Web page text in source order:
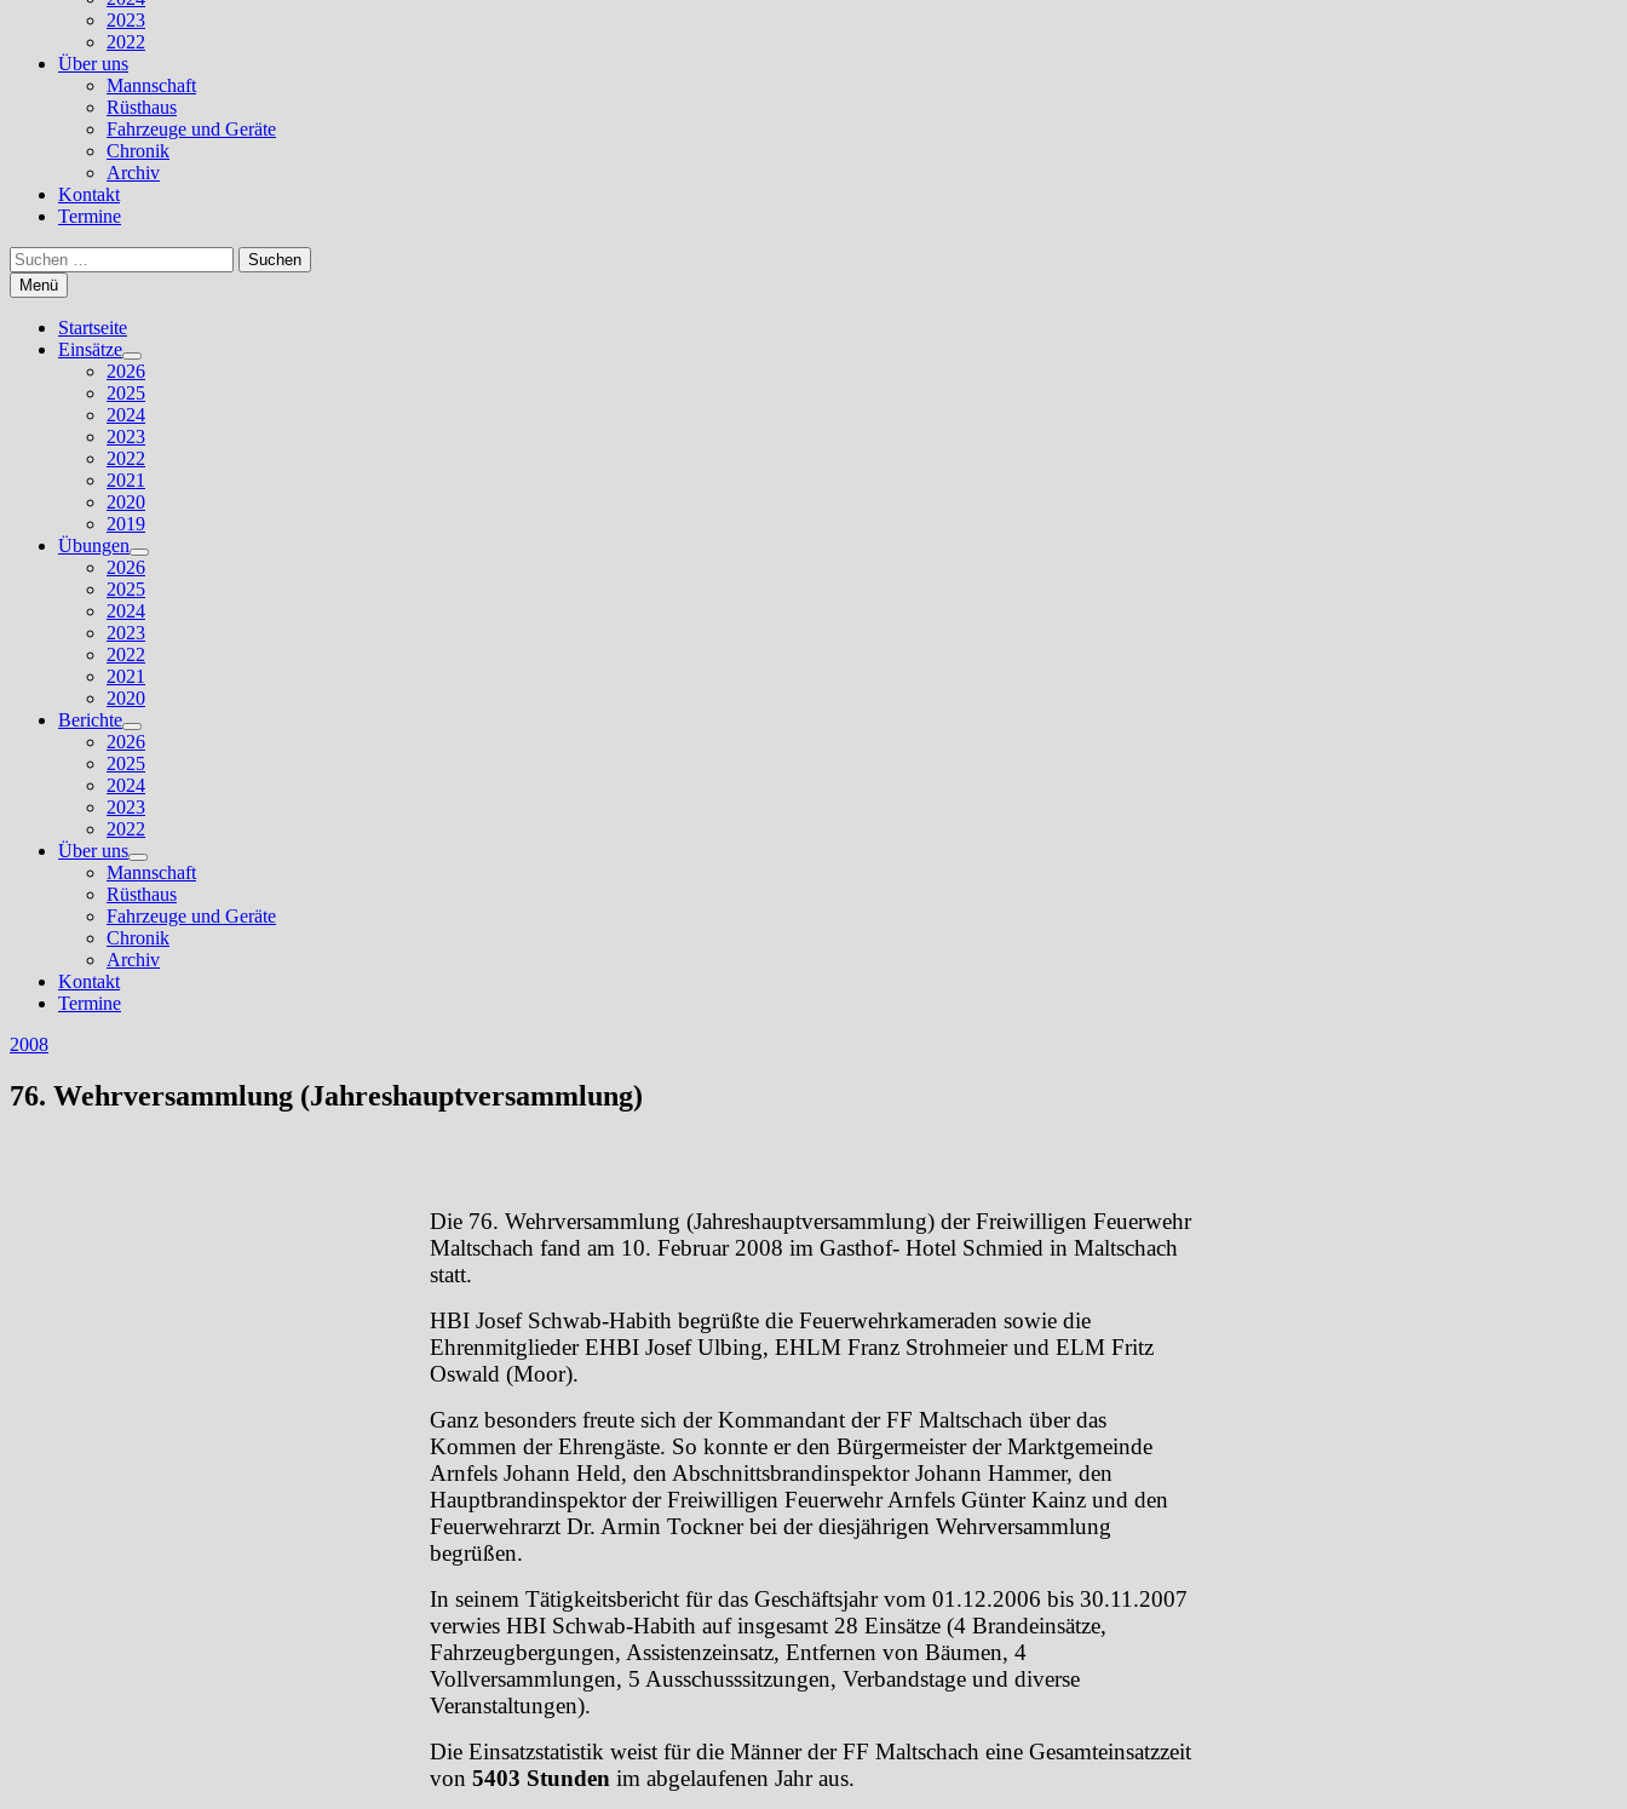
2023
2022
Über uns
Mannschaft
Rüsthaus
Fahrzeuge und Geräte
Chronik
Archiv
Kontakt
Termine
Suchen
nach:
Menü
Startseite
Einsätze
Untermenü
anzeigen
2026
2025
2024
2023
2022
2021
2020
2019
Übungen
Untermenü
anzeigen
2026
2025
2024
2023
2022
2021
2020
Berichte
Untermenü
anzeigen
2026
2025
2024
2023
2022
Über uns
Untermenü
anzeigen
Mannschaft
Rüsthaus
Fahrzeuge und Geräte
Chronik
Archiv
Kontakt
Termine
2008
76. Wehrversammlung (Jahreshauptversammlung)
Die 76. Wehrversammlung (Jahreshauptversammlung) der Freiwilligen Feuerwehr
Maltschach fand am 10. Februar 2008 im Gasthof- Hotel Schmied in Maltschach
statt.
HBI Josef Schwab-Habith begrüßte die Feuerwehrkameraden sowie die
Ehrenmitglieder EHBI Josef Ulbing, EHLM Franz Strohmeier und ELM Fritz
Oswald (Moor).
Ganz besonders freute sich der Kommandant der FF Maltschach über das
Kommen der Ehrengäste. So konnte er den Bürgermeister der Marktgemeinde
Arnfels Johann Held, den Abschnittsbrandinspektor Johann Hammer, den
Hauptbrandinspektor der Freiwilligen Feuerwehr Arnfels Günter Kainz und den
Feuerwehrarzt Dr. Armin Tockner bei der diesjährigen Wehrversammlung
begrüßen.
In seinem Tätigkeitsbericht für das Geschäftsjahr vom 01.12.2006 bis 30.11.2007
verwies HBI Schwab-Habith auf insgesamt 28 Einsätze (4 Brandeinsätze,
Fahrzeugbergungen, Assistenzeinsatz, Entfernen von Bäumen, 4
Vollversammlungen, 5 Ausschusssitzungen, Verbandstage und diverse
Veranstaltungen).
Die Einsatzstatistik weist für die Männer der FF Maltschach eine Gesamteinsatzzeit
von 5403 Stunden im abgelaufenen Jahr aus.